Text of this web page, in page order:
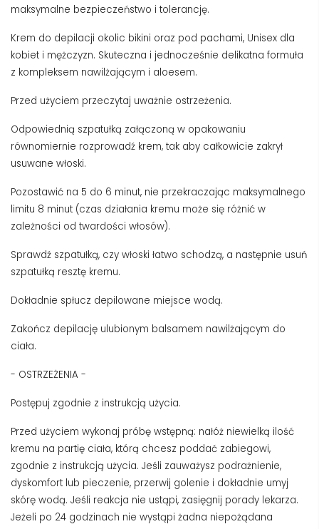
maksymalne bezpieczeństwo i tolerancję.
Krem do depilacji okolic bikini oraz pod pachami, Unisex dla
kobiet i mężczyzn. Skuteczna i jednocześnie delikatna formuła
z kompleksem nawilżającym i aloesem.
Przed użyciem przeczytaj uważnie ostrzeżenia.
Odpowiednią szpatułką załączoną w opakowaniu
równomiernie rozprowadź krem, tak aby całkowicie zakrył
usuwane włoski.
Pozostawić na 5 do 6 minut, nie przekraczając maksymalnego
limitu 8 minut (czas działania kremu może się różnić w
zależności od twardości włosów).
Sprawdź szpatułką, czy włoski łatwo schodzą, a następnie usuń
szpatułką resztę kremu.
Dokładnie spłucz depilowane miejsce wodą.
Zakończ depilację ulubionym balsamem nawilżającym do
ciała.
- OSTRZEŻENIA -
Postępuj zgodnie z instrukcją użycia.
Przed użyciem wykonaj próbę wstępną: nałóż niewielką ilość
kremu na partię ciała, którą chcesz poddać zabiegowi,
zgodnie z instrukcją użycia. Jeśli zauważysz podrażnienie,
dyskomfort lub pieczenie, przerwij golenie i dokładnie umyj
skórę wodą. Jeśli reakcja nie ustąpi, zasięgnij porady lekarza.
Jeżeli po 24 godzinach nie wystąpi żadna niepożądana